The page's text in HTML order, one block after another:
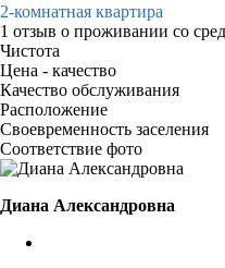
2-комнатная квартира
1 отзыв о проживании со
Чистота
Цена - качество
Качество обслуживания
Расположение
Своевременность заселения
Соответствие фото
Диана Александровна